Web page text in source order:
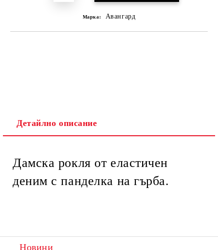
Марка: Авангард
Детайлно описание
Дамска рокля от еластичен
деним с панделка на гърба.
Новини